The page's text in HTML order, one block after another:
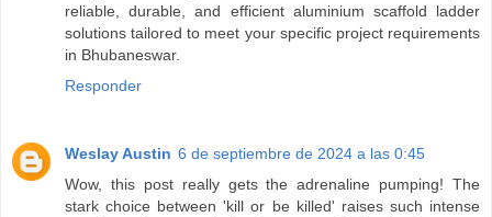
reliable, durable, and efficient aluminium scaffold ladder
solutions tailored to meet your specific project requirements
in Bhubaneswar.
Responder
Weslay Austin 6 de septiembre de 2024 a las 0:45
Wow, this post really gets the adrenaline pumping! The
stark choice between 'kill or be killed' raises such intense